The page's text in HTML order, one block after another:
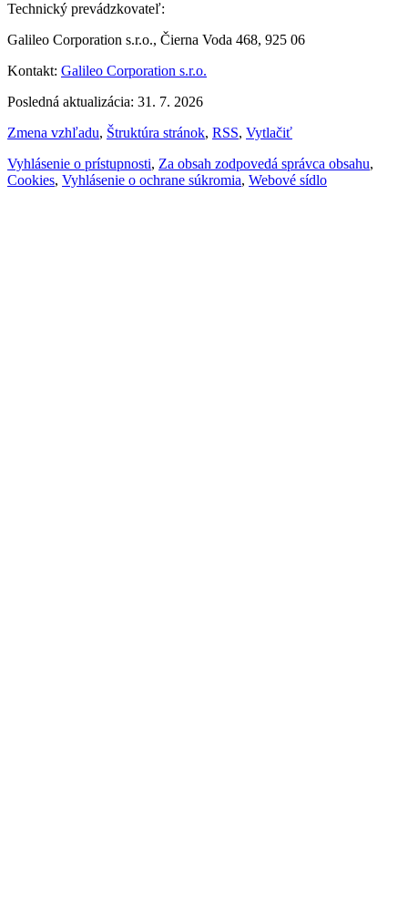
Technický prevádzkovateľ:
Galileo Corporation s.r.o., Čierna Voda 468, 925 06
Kontakt: Galileo Corporation s.r.o.
Posledná aktualizácia: 31. 7. 2026
Zmena vzhľadu, Štruktúra stránok, RSS, Vytlačiť
Vyhlásenie o prístupnosti, Za obsah zodpovedá správca obsahu,
Cookies, Vyhlásenie o ochrane súkromia, Webové sídlo